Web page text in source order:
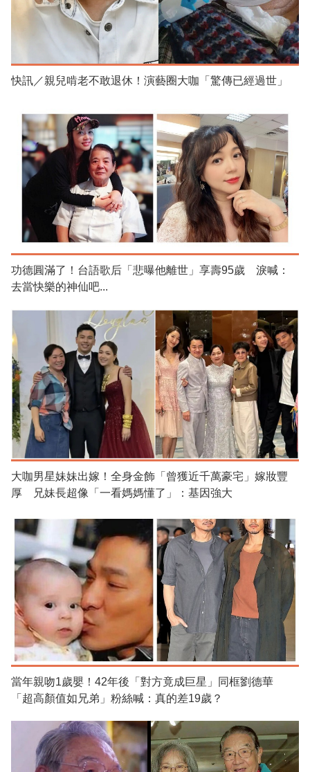
快訊／親兒啃老不敢退休！演藝圈大咖「驚傳已經過世」
功德圓滿了！台語歌后「悲曝他離世」享壽95歲 淚喊：
去當快樂的神仙吧...
大咖男星妹妹出嫁！全身金飾「曾獲近千萬豪宅」嫁妝豐
厚 兄妹長超像「一看媽媽懂了」：基因強大
當年親吻1歲嬰！42年後「對方竟成巨星」同框劉德華
「超高顏值如兄弟」粉絲喊：真的差19歲？